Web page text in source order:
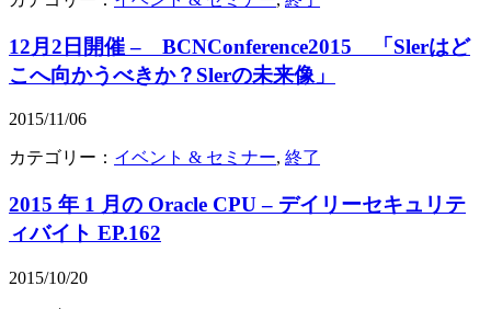
12月2日開催 – BCNConference2015 「Slerはど
こへ向かうべきか？Slerの未来像」
2015/11/06
カテゴリー： イベント & セミナー, 終了
2015 年 1 月の Oracle CPU – デイリーセキュリテ
ィバイト EP.162
2015/10/20